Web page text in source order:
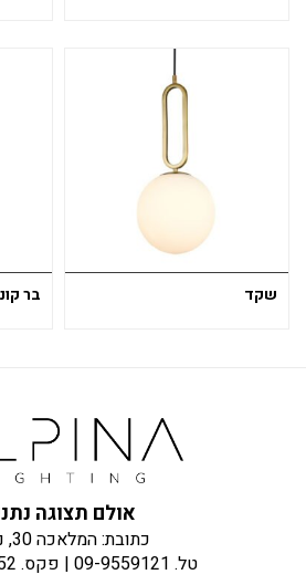
שקד בר קוני
אולם תצוגה
כתובת: המלאכה 30, נתניה
טל. 09-9559121 | פקס.